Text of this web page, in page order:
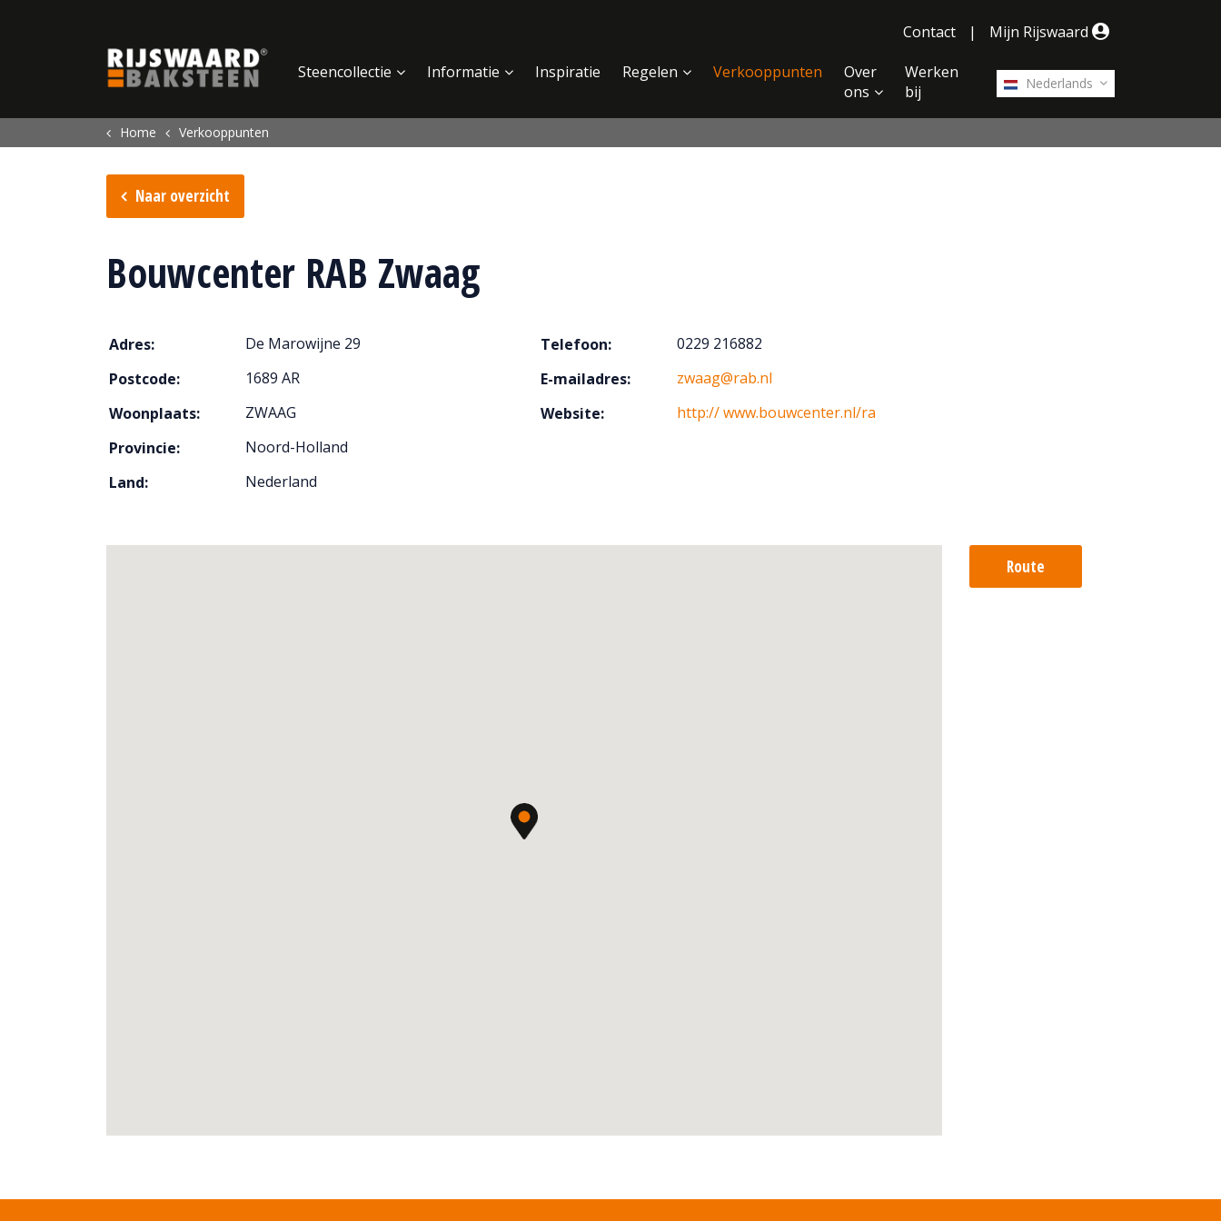
Contact
| Mijn Rijswaard
Nederlands
Steencollectie Informatie Inspiratie Regelen Verkooppunten
Over
ons
Werken
bij
Home Verkooppunten
Naar overzicht
Bouwcenter RAB Zwaag
Adres:
De Marowijne 29
Postcode:
1689 AR
Woonplaats:
ZWAAG
Provincie:
Noord-Holland
Land:
Nederland
Telefoon:
0229 216882
E-mailadres:
zwaag@rab.nl
Website:
http:// www.bouwcenter.nl/ra
Route